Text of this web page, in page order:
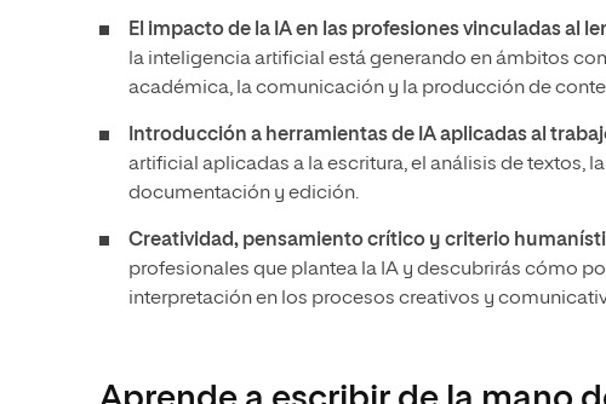
El impacto de la IA en las profesiones vinculadas al
la inteligencia artificial está generando en ámbitos
académica, la comunicación y la producción de
Introducción a herramientas de IA aplicadas al
artificial aplicadas a la escritura, el análisis de textos,
documentación y edición.
Creatividad, pensamiento crítico y criterio
profesionales que plantea la IA y descubrirás cómo
interpretación en los procesos creativos y